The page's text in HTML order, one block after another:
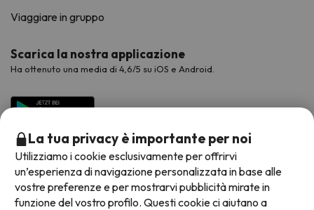
Viaggiare in gruppo
Scarica la nostra applicazione
Ha ottenuto una media di 4,6/5 su iOS e Android.
La tua privacy è importante per noi
Utilizziamo i cookie esclusivamente per offrirvi
un’esperienza di navigazione personalizzata in base alle
vostre preferenze e per mostrarvi pubblicità mirate in
funzione del vostro profilo. Questi cookie ci aiutano a